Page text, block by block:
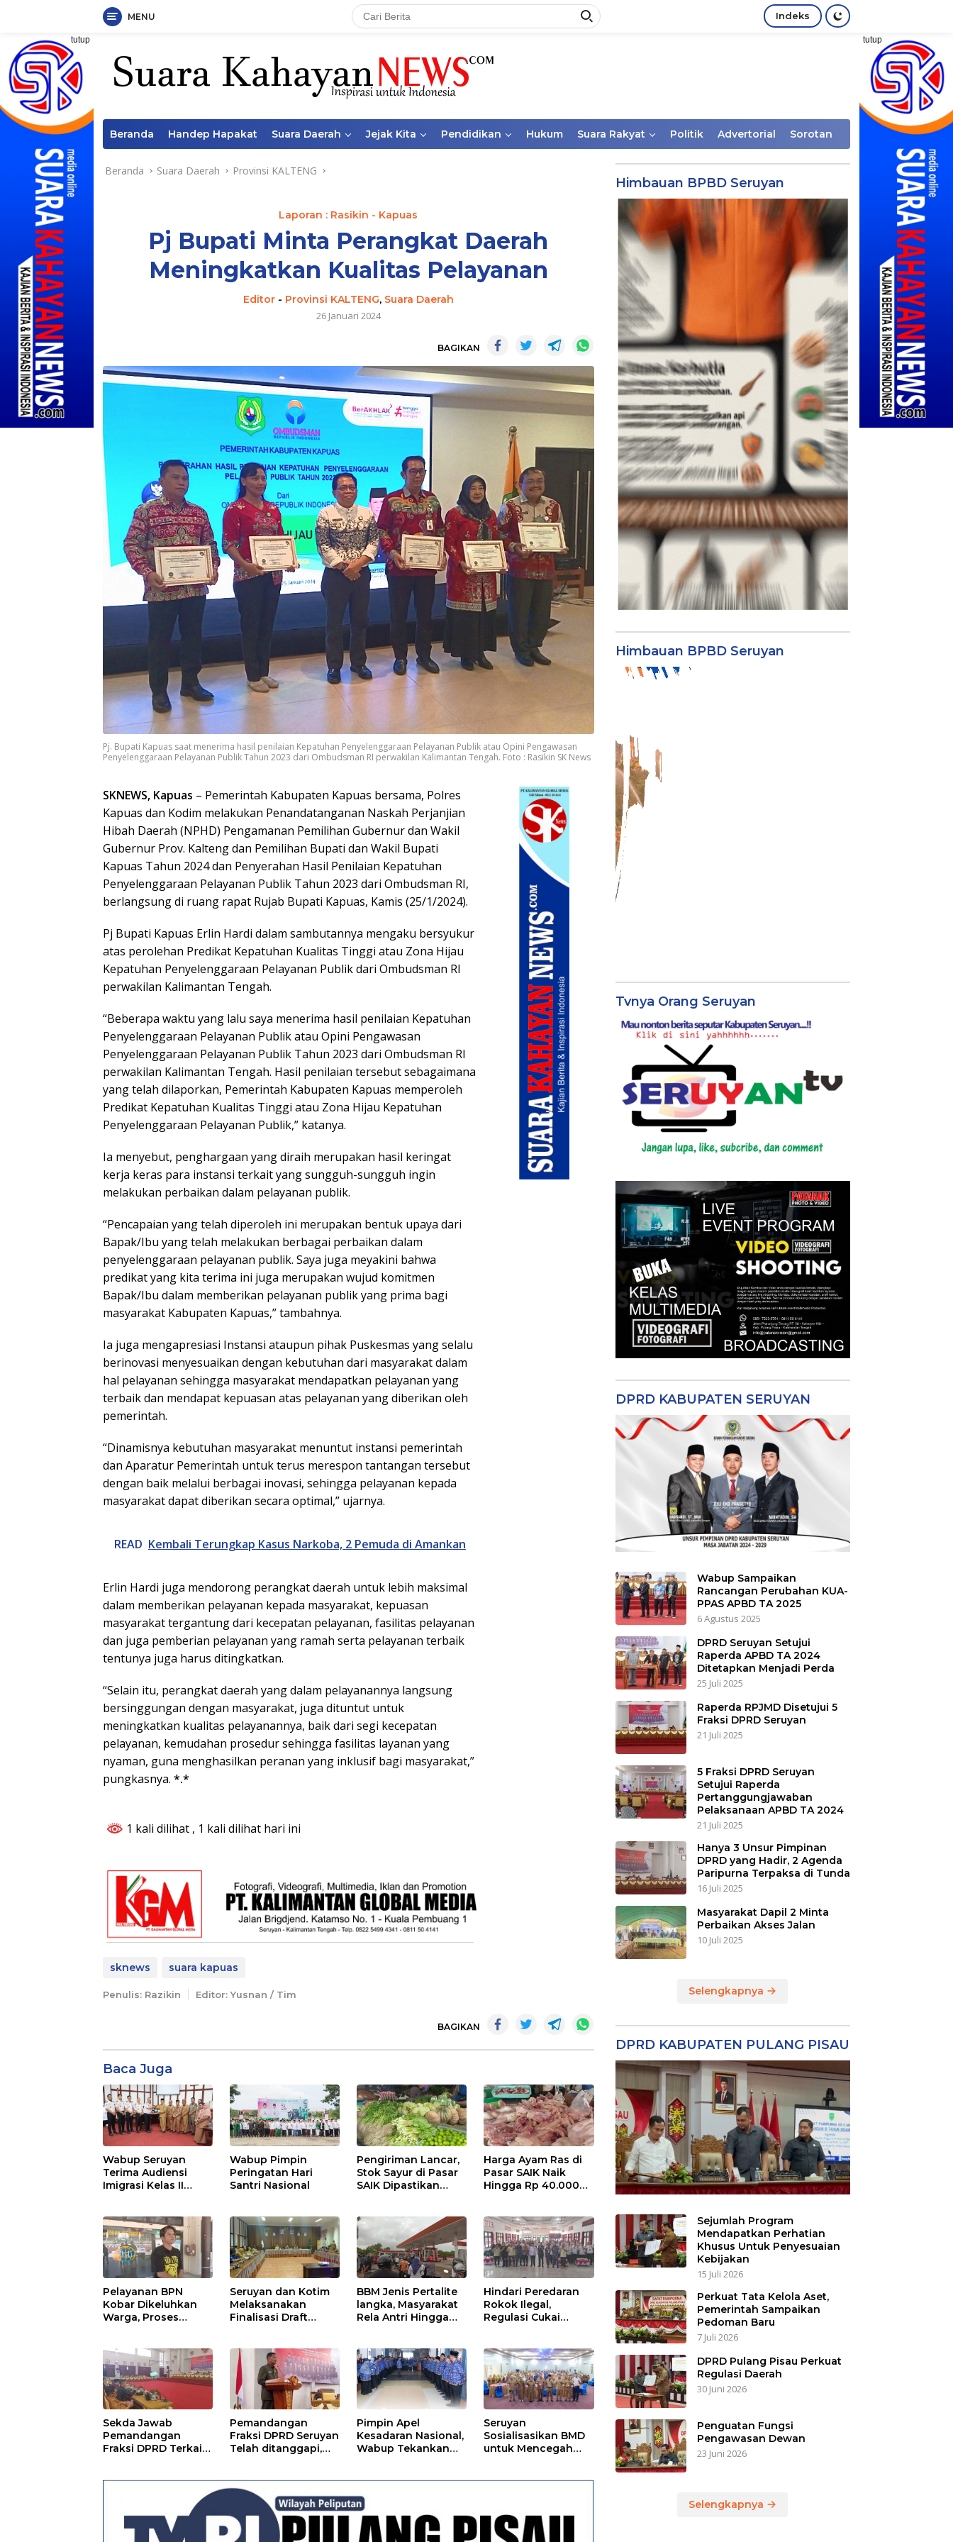
Langsung
konten
MENU Indeks
tutup tutup
Beranda Handep Hapakat Suara Daerah Jejak Kita Pendidikan Hukum Suara Rakyat Politik Advertorial Sorotan
Beranda Suara Daerah Provinsi KALTENG
Laporan : Rasikin - Kapuas
Pj Bupati Minta Perangkat Daerah
Meningkatkan Kualitas Pelayanan
Editor- Provinsi KALTENG, Suara Daerah
26 Januari 2024
BAGIKAN
Pj. Bupati Kapuas saat menerima hasil penilaian Kepatuhan Penyelenggaraan Pelayanan Publik atau Opini Pengawasan
Penyelenggaraan Pelayanan Publik Tahun 2023 dari Ombudsman RI perwakilan Kalimantan Tengah. Foto : Rasikin SK News
SKNEWS, Kapuas – Pemerintah Kabupaten Kapuas bersama, Polres
Kapuas dan Kodim melakukan Penandatanganan Naskah Perjanjian
Hibah Daerah (NPHD) Pengamanan Pemilihan Gubernur dan Wakil
Gubernur Prov. Kalteng dan Pemilihan Bupati dan Wakil Bupati
Kapuas Tahun 2024 dan Penyerahan Hasil Penilaian Kepatuhan
Penyelenggaraan Pelayanan Publik Tahun 2023 dari Ombudsman RI,
berlangsung di ruang rapat Rujab Bupati Kapuas, Kamis (25/1/2024).
Pj Bupati Kapuas Erlin Hardi dalam sambutannya mengaku bersyukur
atas perolehan Predikat Kepatuhan Kualitas Tinggi atau Zona Hijau
Kepatuhan Penyelenggaraan Pelayanan Publik dari Ombudsman RI
perwakilan Kalimantan Tengah.
“Beberapa waktu yang lalu saya menerima hasil penilaian Kepatuhan
Penyelenggaraan Pelayanan Publik atau Opini Pengawasan
Penyelenggaraan Pelayanan Publik Tahun 2023 dari Ombudsman RI
perwakilan Kalimantan Tengah. Hasil penilaian tersebut sebagaimana
yang telah dilaporkan, Pemerintah Kabupaten Kapuas memperoleh
Predikat Kepatuhan Kualitas Tinggi atau Zona Hijau Kepatuhan
Penyelenggaraan Pelayanan Publik,” katanya.
Ia menyebut, penghargaan yang diraih merupakan hasil keringat
kerja keras para instansi terkait yang sungguh-sungguh ingin
melakukan perbaikan dalam pelayanan publik.
“Pencapaian yang telah diperoleh ini merupakan bentuk upaya dari
Bapak/Ibu yang telah melakukan berbagai perbaikan dalam
penyelenggaraan pelayanan publik. Saya juga meyakini bahwa
predikat yang kita terima ini juga merupakan wujud komitmen
Bapak/Ibu dalam memberikan pelayanan publik yang prima bagi
masyarakat Kabupaten Kapuas,” tambahnya.
Ia juga mengapresiasi Instansi ataupun pihak Puskesmas yang selalu
berinovasi menyesuaikan dengan kebutuhan dari masyarakat dalam
hal pelayanan sehingga masyarakat mendapatkan pelayanan yang
terbaik dan mendapat kepuasan atas pelayanan yang diberikan oleh
pemerintah.
“Dinamisnya kebutuhan masyarakat menuntut instansi pemerintah
dan Aparatur Pemerintah untuk terus merespon tantangan tersebut
dengan baik melalui berbagai inovasi, sehingga pelayanan kepada
masyarakat dapat diberikan secara optimal,” ujarnya.
READ Kembali Terungkap Kasus Narkoba, 2 Pemuda di Amankan
Erlin Hardi juga mendorong perangkat daerah untuk lebih maksimal
dalam memberikan pelayanan kepada masyarakat, kepuasan
masyarakat tergantung dari kecepatan pelayanan, fasilitas pelayanan
dan juga pemberian pelayanan yang ramah serta pelayanan terbaik
tentunya juga harus ditingkatkan.
“Selain itu, perangkat daerah yang dalam pelayanannya langsung
bersinggungan dengan masyarakat, juga dituntut untuk
meningkatkan kualitas pelayanannya, baik dari segi kecepatan
pelayanan, kemudahan prosedur sehingga fasilitas layanan yang
nyaman, guna menghasilkan peranan yang inklusif bagi masyarakat,”
pungkasnya. *.*
1 kali dilihat , 1 kali dilihat hari ini
sknews suara kapuas
Penulis: Razikin Editor: Yusnan / Tim
BAGIKAN
Baca Juga
Wabup Seruyan
Terima Audiensi
Imigrasi Kelas II
Wabup Pimpin
Peringatan Hari
Santri Nasional
Pengiriman Lancar,
Stok Sayur di Pasar
SAIK Dipastikan
Harga Ayam Ras di
Pasar SAIK Naik
Hingga Rp 40.000
Pelayanan BPN
Kobar Dikeluhkan
Warga, Proses
Kunjung Selesai
Seruyan dan Kotim
Melaksanakan
Finalisasi Draft
BBM Jenis Pertalite
langka, Masyarakat
Rela Antri Hingga
Hindari Peredaran
Rokok Ilegal,
Regulasi Cukai
Sekda Jawab
Pemandangan
Fraksi DPRD Terkait
Pemandangan
Fraksi DPRD Seruyan
Telah ditanggapi,
Ditindaklanjuti
Pimpin Apel
Kesadaran Nasional,
Wabup Tekankan
Seruyan
Sosialisasikan BMD
untuk Mencegah
Himbauan BPBD Seruyan
Himbauan BPBD Seruyan
Tvnya Orang Seruyan
DPRD KABUPATEN SERUYAN
Wabup Sampaikan
Rancangan Perubahan KUA-
PPAS APBD TA 2025
6 Agustus 2025
DPRD Seruyan Setujui
Raperda APBD TA 2024
Ditetapkan Menjadi Perda
25 Juli 2025
Raperda RPJMD Disetujui 5
Fraksi DPRD Seruyan
21 Juli 2025
5 Fraksi DPRD Seruyan
Setujui Raperda
Pertanggungjawaban
Pelaksanaan APBD TA 2024
21 Juli 2025
Hanya 3 Unsur Pimpinan
DPRD yang Hadir, 2 Agenda
Paripurna Terpaksa di Tunda
16 Juli 2025
Masyarakat Dapil 2 Minta
Perbaikan Akses Jalan
10 Juli 2025
Selengkapnya
DPRD KABUPATEN PULANG PISAU
Sejumlah Program
Mendapatkan Perhatian
Khusus Untuk Penyesuaian
Kebijakan
15 Juli 2026
Perkuat Tata Kelola Aset,
Pemerintah Sampaikan
Pedoman Baru
7 Juli 2026
DPRD Pulang Pisau Perkuat
Regulasi Daerah
30 Juni 2026
Penguatan Fungsi
Pengawasan Dewan
23 Juni 2026
Selengkapnya